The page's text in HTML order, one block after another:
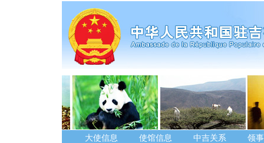
大使信息 使馆信息 中吉关系 领